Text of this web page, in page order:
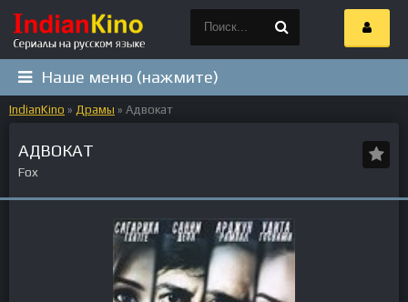
Наше меню (нажмите)
IndianKino » Драмы » Адвокат
АДВОКАТ
Fox